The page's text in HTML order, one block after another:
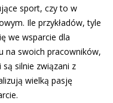
sport, czy to w
. Ile przykładów, tyle
we wsparcie dla
na swoich pracowników,
silnie związani z
wielką pasję